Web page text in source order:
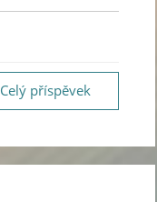
Celý příspěvek